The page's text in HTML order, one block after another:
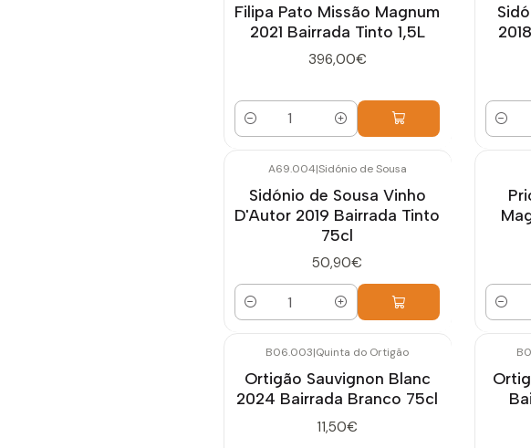
Filipa Pato Missão Magnum
2021 Bairrada Tinto 1,5L
396,00€
Quantidade
A69.004|Sidónio de Sousa
Sidónio de Sousa Vinho
D'Autor 2019 Bairrada Tinto
75cl
50,90€
Quantidade
B06.003|Quinta do Ortigão
Ortigão Sauvignon Blanc
2024 Bairrada Branco 75cl
11,50€